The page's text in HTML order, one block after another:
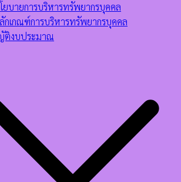
ยบายการบริหารทรัพยากรบุคคล​
กเกณฑ์การบริหารทรัพยากรบุคคล​
ติงบประมาณ